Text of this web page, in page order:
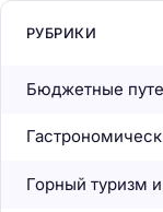
РУБРИКИ
Бюджетные
Горный туризм